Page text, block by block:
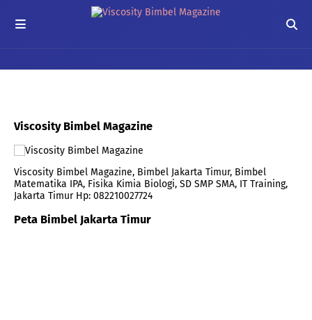
Viscosity Bimbel Magazine
Viscosity Bimbel Magazine, Bimbel Jakarta Timur, Bimbel
Matematika IPA, Fisika Kimia Biologi, SD SMP SMA, IT Training,
Jakarta Timur Hp: 082210027724
Peta Bimbel Jakarta Timur